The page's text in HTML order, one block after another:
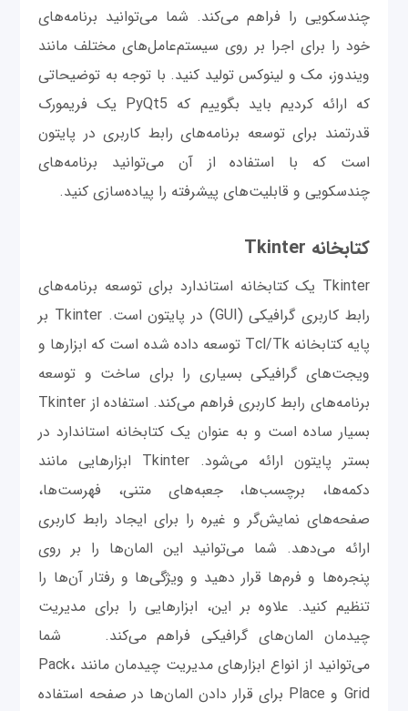
چندسکویی را فراهم می‌کند. شما می‌توانید برنامه‌های
خود را برای اجرا بر روی سیستم‌عامل‌های مختلف مانند
ویندوز، مک و لینوکس تولید کنید. با توجه به توضیحاتی
که ارائه کردیم باید بگوییم که PyQt5 یک فریمورک
قدرتمند برای توسعه برنامه‌های رابط کاربری در پایتون
است که با استفاده از آن می‌توانید برنامه‌های
چندسکویی و قابلیت‌های پیشرفته را پیاده‌سازی کنید.
کتابخانه Tkinter
Tkinter یک کتابخانه استاندارد برای توسعه برنامه‌های
رابط کاربری گرافیکی (GUI) در پایتون است. Tkinter بر
پایه کتابخانه Tcl/Tk توسعه داده شده است که ابزارها و
ویجت‌های گرافیکی بسیاری را برای ساخت و توسعه
برنامه‌های رابط کاربری فراهم می‌کند. استفاده از Tkinter
بسیار ساده است و به عنوان یک کتابخانه استاندارد در
بستر پایتون ارائه می‌شود. Tkinter ابزارهایی مانند
دکمه‌ها، برچسب‌ها، جعبه‌های متنی، فهرست‌ها،
صفحه‌های نمایش‌گر و غیره را برای ایجاد رابط کاربری
ارائه می‌دهد. شما می‌توانید این المان‌ها را بر روی
پنجره‌ها و فرم‌ها قرار دهید و ویژگی‌ها و رفتار آن‌ها را
تنظیم کنید. علاوه بر این، ابزارهایی را برای مدیریت
چیدمان المان‌های گرافیکی فراهم می‌کند. شما
می‌توانید از انواع ابزارهای مدیریت چیدمان مانند Pack،
Grid و Place برای قرار دادن المان‌ها در صفحه استفاده